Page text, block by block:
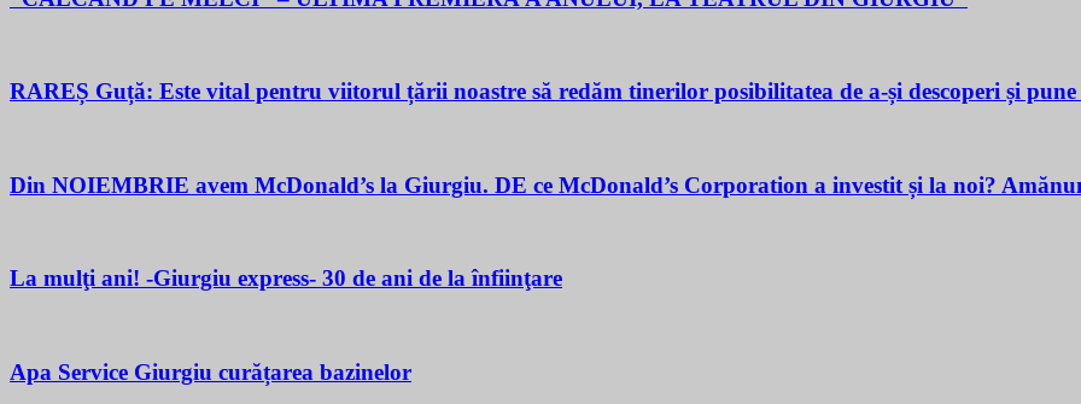
RAREȘ Guță: Este vital pentru viitorul țării noastre să redăm tinerilor posibilitatea de a-și descoperi și
Din NOIEMBRIE avem McDonald’s la Giurgiu. DE ce McDonald’s Corporation a investit și la noi?
La mulţi ani! -Giurgiu express- 30 de ani de la înfiinţare
Apa Service Giurgiu curățarea bazinelor